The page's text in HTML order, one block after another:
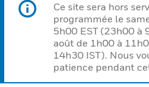
Ce site sera hors
programmée le
5h00 EST (23h00 à
août de 1h00 à
14h30 IST). Nous
patience pendant